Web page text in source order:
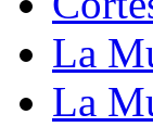
La
La